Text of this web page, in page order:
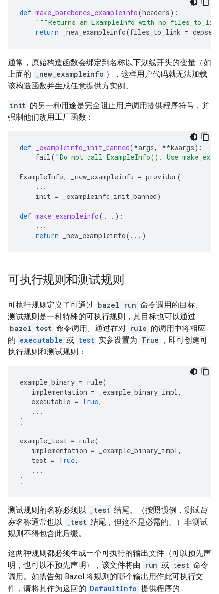
def make_barebones_exampleinfo(headers):
"""Returns an ExampleInfo with no
return
_new_exampleinfo(files_to_link = depset
通常，原始构造函数会绑定到名称以下划线开头的变量（如
上面的
_new_exampleinfo ），这样用户代码就无法加载
该构造函数并生成任意提供方实例。
init 的另一种用途是完全阻止用户调用提供程序符号，并
强制他们改用工厂函数：
def _exampleinfo_init_banned(*args, **kwargs):
fail( "Do not call ExampleInfo(). Use
ExampleInfo, _new_exampleinfo = provider(
...
init = _exampleinfo_init_banned)
def make_exampleinfo( ... ):
...
return
_new_exampleinfo( ... )
可执行规则和测试规则
可执行规则定义了可通过 bazel run 命令调用的目标。
测试规则是一种特殊的可执行规则，其目标也可以通过
bazel test 命令调用。通过在对 rule 的调用中将相应
的 executable 或 test 实参设置为 True
，即可创建可
执行规则和测试规则：
example_binary = rule(
implementation = _example_binary_impl,
executable = True,
...
)
example_test = rule(
implementation = _example_binary_impl,
test = True,
...
)
测试规则的名称必须以 _test 结尾。（按照惯例，测试目
标名称通常也以 _test 结尾，但这不是必需的。）非测试
规则不得包含此后缀。
这两种规则都必须生成一个可执行的输出文件（可以预先声
明，也可以不预先声明），该文件将由 run 或 test 命令
调用。如需告知 Bazel 将规则的哪个输出用作此可执行文
件，请将其作为返回的 DefaultInfo 提供程序的